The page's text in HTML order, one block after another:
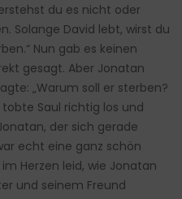
du es nicht oder
Solange David lebt, wirst du
Nun gab es keinen
gesagt. Aber Jonatan
„Warum soll er sterben?
Saul richtig los und
der sich gerade
echt eine ganz schön
Herzen leid, wie Jonatan
und seinem Freund